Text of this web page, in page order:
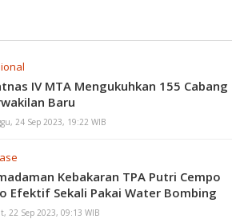
IV MTA Mengukuhkan 155 Cabang
Baru
24 Sep 2023, 19:22 WIB
Kebakaran TPA Putri Cempo
Efektif Sekali Pakai Water Bombing
22 Sep 2023, 09:13 WIB